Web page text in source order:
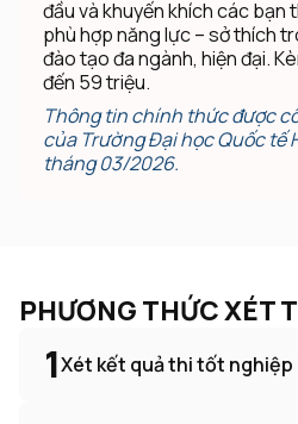
đầu và khuyến khích các bạn
phù hợp năng lực – sở thích
đào tạo đa ngành, hiện đại.
đến 59 triệu.
Thông tin chính thức được
của Trường Đại học Quốc tế
tháng 03/2026.
PHƯƠNG THỨC XÉT
1Xét kết quả thi tốt nghiệp